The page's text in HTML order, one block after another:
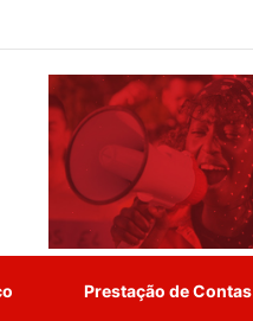
Prestação de Contas